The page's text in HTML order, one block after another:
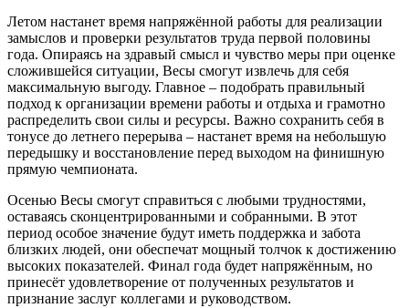
Летом настанет время напряжённой работы для реализации
замыслов и проверки результатов труда первой половины
года. Опираясь на здравый смысл и чувство меры при оценке
сложившейся ситуации, Весы смогут извлечь для себя
максимальную выгоду. Главное – подобрать правильный
подход к организации времени работы и отдыха и грамотно
распределить свои силы и ресурсы. Важно сохранить себя в
тонусе до летнего перерыва – настанет время на небольшую
передышку и восстановление перед выходом на финишную
прямую чемпионата.
Осенью Весы смогут справиться с любыми трудностями,
оставаясь сконцентрированными и собранными. В этот
период особое значение будут иметь поддержка и забота
близких людей, они обеспечат мощный толчок к достижению
высоких показателей. Финал года будет напряжённым, но
принесёт удовлетворение от полученных результатов и
признание заслуг коллегами и руководством.